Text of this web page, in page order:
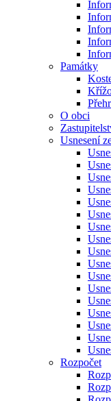
Památky
O obci
Usnesení
Rozpočet